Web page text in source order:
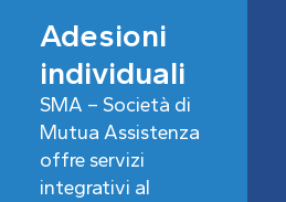
Adesioni
individuali
SMA – Società di
Mutua Assistenza
offre servizi
integrativi al